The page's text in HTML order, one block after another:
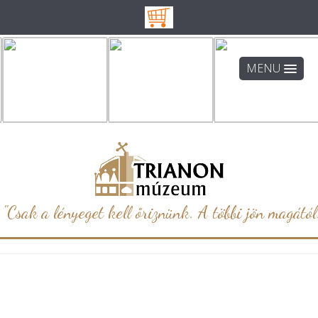
MENU
"Csak a lényeget kell őriznünk. A többi jön